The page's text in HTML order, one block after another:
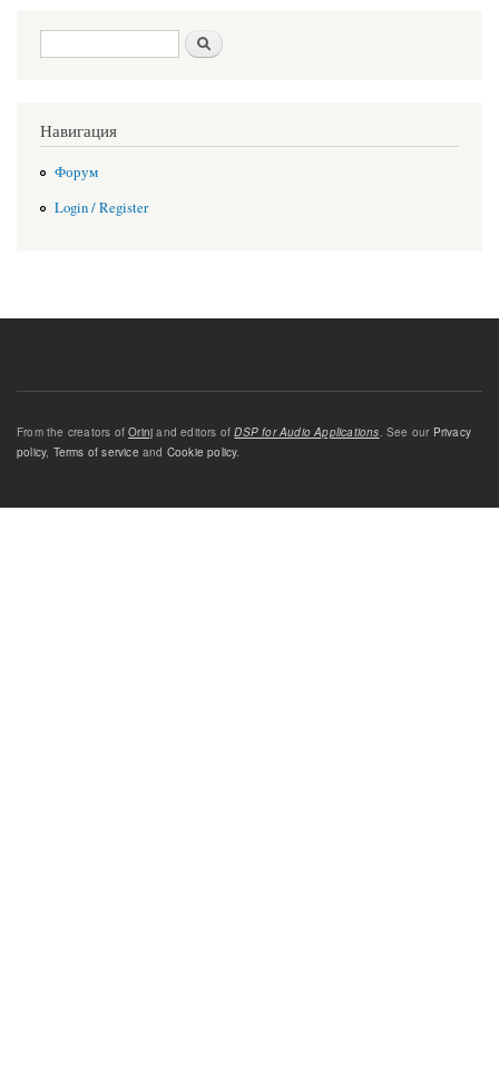
Search form
Навигация
Форум
Login / Register
From the creators ofOrinj and editors ofDSP for Audio Applications. See our Privacy
policy, Terms of service and Cookie policy.